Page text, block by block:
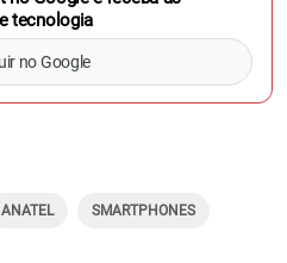
tecnologia
no Google
ANATEL SMARTPHONES